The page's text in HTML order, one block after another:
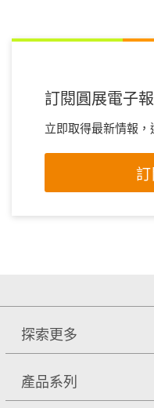
訂閱圓展電子報
立即取得最新情報，
探索更多
產品系列